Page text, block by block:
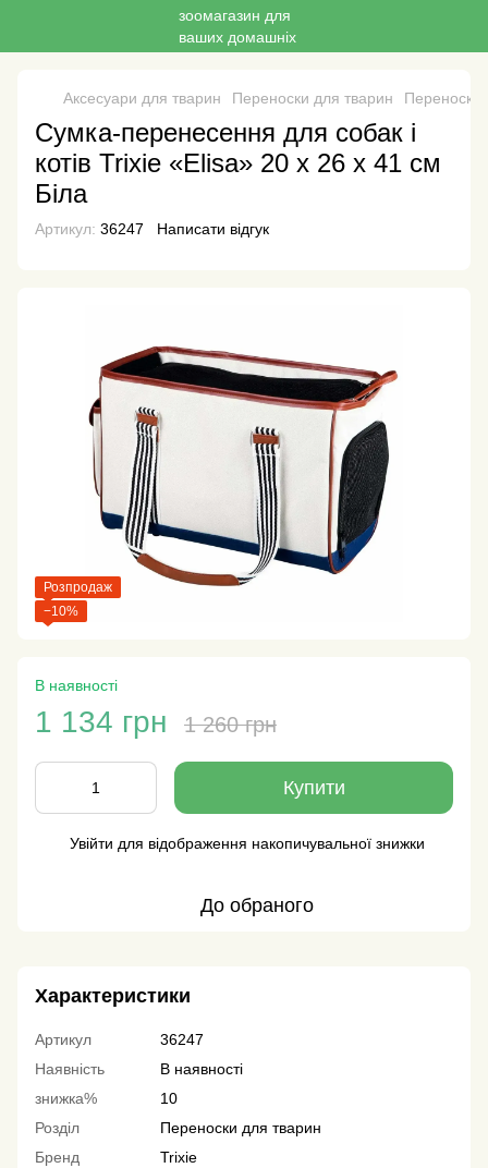
Аксесуари для тварин Переноски для тварин Переноски
Сумка-перенесення для собак і
котів Trixie «Elisa» 20 x 26 x 41 см
Біла
Артикул: 36247 Написати відгук
Розпродаж
−10%
В наявності
1 134 грн 1 260 грн
Купити
Увійти для відображення накопичувальної знижки
До обраного
Характеристики
Артикул
36247
Наявність
В наявності
знижка%
10
Розділ
Переноски для тварин
Бренд
Trixie